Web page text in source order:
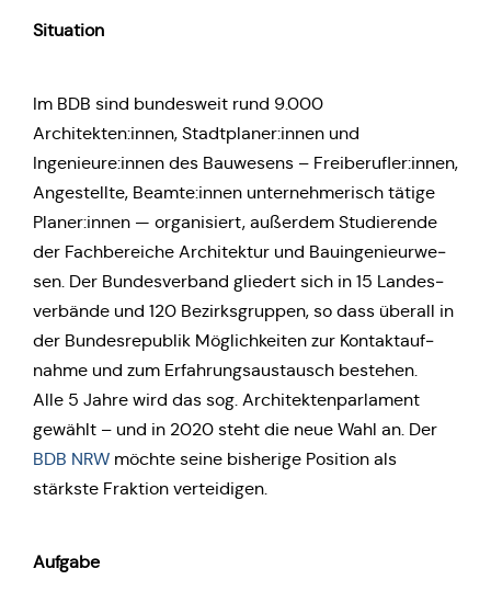
Situa­ti­on
Im BDB sind bun­des­weit rund 9.000
Architekten:innen, Stadtplaner:innen und
Ingenieure:innen des Bau­we­sens – Freiberufler:innen,
Ange­stell­te, Beamte:innen unter­neh­me­risch tätige
Planer:innen — orga­ni­siert, außer­dem Stu­die­ren­de
der Fach­be­rei­che Archi­tek­tur und Bau­in­ge­nieur­we­
sen. Der Bun­des­ver­band glie­dert sich in 15 Lan­des­
ver­bän­de und 120 Bezirks­grup­pen, so dass überall in
der Bun­des­re­pu­blik Mög­lich­kei­ten zur Kon­takt­auf­
nah­me und zum Erfah­rungs­aus­tausch bestehen.
Alle 5 Jahre wird das sog. Archi­tek­ten­par­la­ment
gewählt – und in 2020 steht die neue Wahl an. Der
BDB NRW möchte seine bis­he­ri­ge Posi­ti­on als
stärks­te Frak­ti­on verteidigen.
Aufgabe